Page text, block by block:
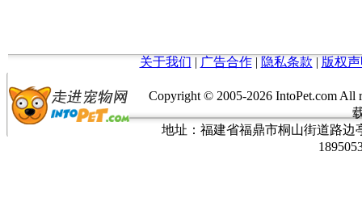
关于我们 | 广告合作| 隐私条款 | 版权
Copyright © 2005-2026 IntoPet.com
地址：福建省福鼎市桐山街道路边